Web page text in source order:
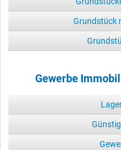
Grundstück
Gewerbe